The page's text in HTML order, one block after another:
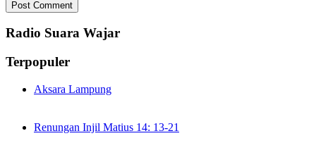
Radio Suara Wajar
Terpopuler
Aksara Lampung
Renungan Injil Matius 14: 13-21